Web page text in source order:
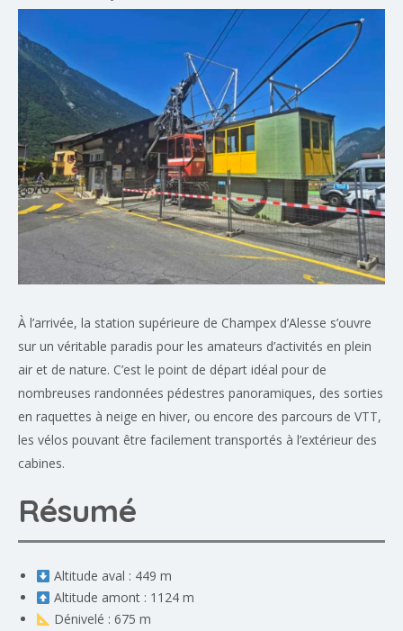
À l’arrivée, la station supérieure de Champex d’Alesse s’ouvre
sur un véritable paradis pour les amateurs d’activités en plein
air et de nature. C’est le point de départ idéal pour de
nombreuses randonnées pédestres panoramiques, des sorties
en raquettes à neige en hiver, ou encore des parcours de VTT,
les vélos pouvant être facilement transportés à l’extérieur des
cabines.
Résumé
Altitude aval : 449 m
Altitude amont : 1124 m
Dénivelé : 675 m